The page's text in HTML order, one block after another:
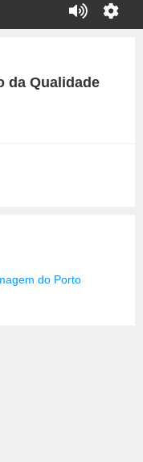
da Qualidade
do Porto